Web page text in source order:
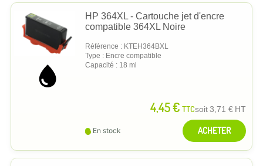
HP 364XL - Cartouche jet d'encre
compatible 364XL Noire
Référence : KTEH364BXL
Type : Encre compatible
Capacité : 18 ml
4,45 € TTCsoit3,71 € HT
En stock ACHETER